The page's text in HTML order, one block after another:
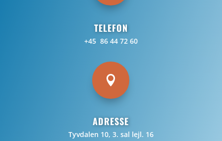
TELEFON
+45 86 44 72 60

ADRESSE
Tyvdalen 10, 3. sal lejl. 16